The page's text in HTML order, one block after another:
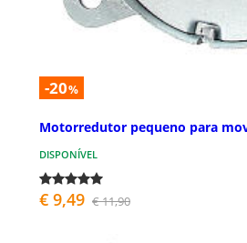
-20%
Motorredutor pequeno para
DISPONÍVEL
€ 9,49 € 11,90